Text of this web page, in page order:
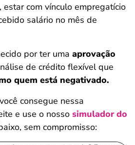
com vínculo empregatício
salário no mês de
por ter uma aprovação
de crédito flexível que
quem está negativado.
consegue nessa
e use o nosso simulador do
sem compromisso: